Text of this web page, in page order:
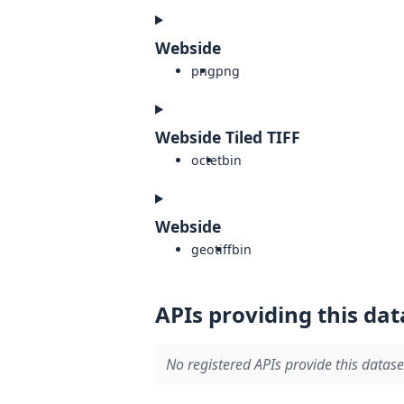
Webside
pngpng
Webside Tiled TIFF
octetbin
Webside
geotiffbin
APIs providing this
No registered APIs provide this